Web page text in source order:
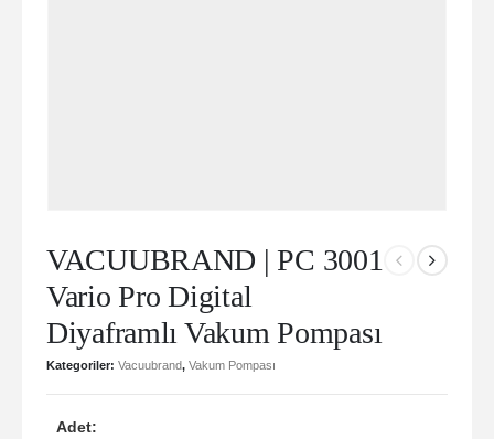
VACUUBRAND | PC 3001
Vario Pro Digital
Diyaframlı Vakum Pompası
Kategoriler: Vacuubrand, Vakum Pompası
Adet: